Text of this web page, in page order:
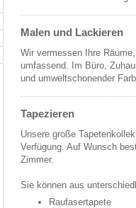
Malen und Lackieren
Wir vermessen Ihre
umfassend. Im Büro,
und umweltschonender
Tapezieren
Unsere große
Verfügung. Auf Wunsch
Zimmer.
Sie können aus
Raufasertapete